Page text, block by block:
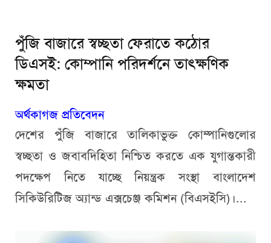
পুঁজি বাজারে স্বচ্ছতা ফেরাতে কঠোর
ডিএসই: কোম্পানি পরিদর্শনে তাৎক্ষণিক
ক্ষমতা
অর্থকাগজ প্রতিবেদন
দেশের পুঁজি বাজারে তালিকাভুক্ত কোম্পানিগুলোর
স্বচ্ছতা ও জবাবদিহিতা নিশ্চিত করতে এক যুগান্তকারী
পদক্ষেপ নিতে যাচ্ছে নিয়ন্ত্রক সংস্থা বাংলাদেশ
সিকিউরিটিজ অ্যান্ড এক্সচেঞ্জ কমিশন (বিএসইসি)।...